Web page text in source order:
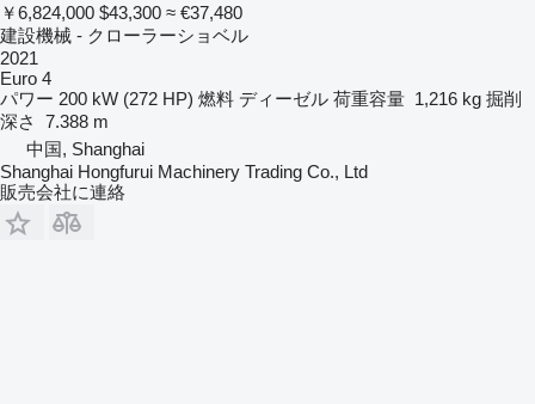
￥6,824,000 $43,300 ≈ €37,480
建設機械 - クローラーショベル
2021
Euro 4
パワー 200 kW (272 HP) 燃料 ディーゼル 荷重容量 1,216 kg 掘削
深さ
7.388 m
中国, Shanghai
Shanghai Hongfurui Machinery Trading Co., Ltd
販売会社に連絡